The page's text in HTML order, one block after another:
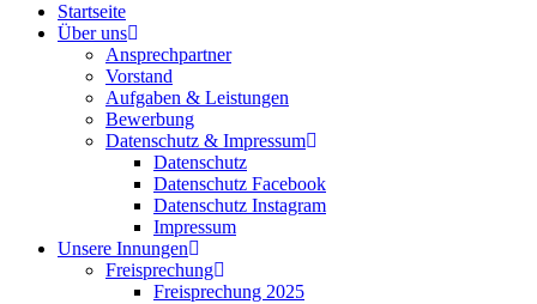
Startseite
Über uns
Ansprechpartner
Vorstand
Aufgaben & Leistungen
Bewerbung
Datenschutz & Impressum
Datenschutz
Datenschutz Facebook
Datenschutz Instagram
Impressum
Unsere Innungen
Freisprechung
Freisprechung 2025